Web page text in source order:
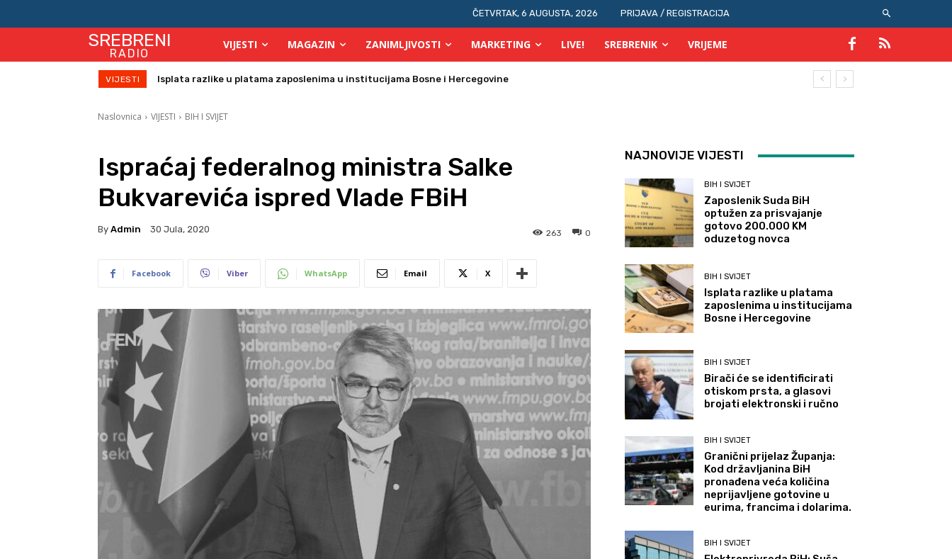
ČETVRTAK, 6 AUGUSTA, 2026 PRIJAVA / REGISTRACIJA
SREBRENI
RADIO
VIJESTI MAGAZIN ZANIMLJIVOSTI MARKETING LIVE! SREBRENIK VRIJEME
VIJESTI Birači će se identificirati otiskom prsta, a glasovi brojati elektronski i ručno
Naslovnica VIJESTI BIH I SVIJET
Ispraćaj federalnog ministra Salke
Bukvarevića ispred Vlade FBiH
By Admin 30 Jula, 2020 0
263
Facebook Viber WhatsApp Email X
NAJNOVIJE VIJESTI
BIH I SVIJET
Zaposlenik Suda BiH
optužen za prisvajanje
gotovo 200.000 KM
oduzetog novca
BIH I SVIJET
Isplata razlike u platama
zaposlenima u institucijama
Bosne i Hercegovine
BIH I SVIJET
Birači će se identificirati
otiskom prsta, a glasovi
brojati elektronski i ručno
BIH I SVIJET
Granični prijelaz Županja:
Kod državljanina BiH
pronađena veća količina
neprijavljene gotovine u
eurima, francima i dolarima.
BIH I SVIJET